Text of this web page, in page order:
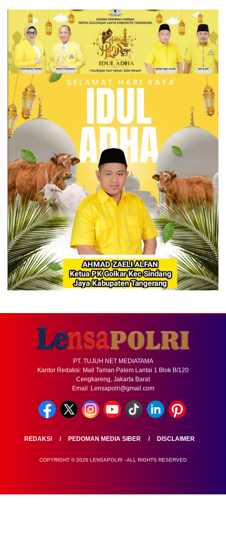
PT. TUJUH NET MEDIATAMA
Kantor Redaksi: Mall Taman Palem Lantai 1 Blok B/120
Cengkareng, Jakarta Barat
Email :Lensapolri@gmail.com
REDAKSI PEDOMAN MEDIA SIBER DISCLAIMER
COPYRIGHT © 2026 LENSAPOLRI - ALL RIGHTS RESERVED